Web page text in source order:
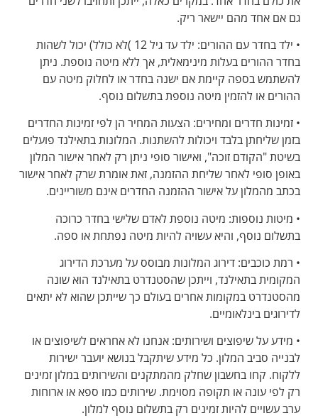
גם אם אחד מהם יישאר ריק.
• ילד בחדר עם ההורים: ילד עד גיל 12 )לא כולל) יכול לשהות
בחדר ההורים בעלות מינימאלית, אך ללא מיטה נוספת. ניתן
להשתמש בספה קיימת אם ישנה בחדר או לחלוק מיטה עם
ההורים או להזמין מיטה נוספת בתשלום נוסף.
• זמינות חדרים ומחירים: הצעות המחיר הן לפי זמינות החדרים
בזמן שליחתן בלבד ויכולות להשתנות. המלונות בתאילנד פועלים
בשיטת "הקודם זוכה", ואישור סופי ניתן רק לאחר אישור המלון
באופן סופי לאחר שליחת ההזמנה, זאת אומרת שרק לאחר אישור
בכתב מהמלון על אישור ההזמנה החדרים אינם משוריינים.
• מיטות נוספות: מיטה נוספת לאדם שלישי בחדר כרוכה
בתשלום נוסף, והיא עשויה להיות מיטה נפתחת או ספה.
• רמת כוכבים: דירוג המלונות מבוסס על מערכת הדירוג
המקומית בתאילנד, וייתכן שהסטנדרט בתאילנד הוא שונה
מהסטנדרט במקומות אחרים בעולם כך שייתכן שהוא לא יתאים
לדירוגים בינלאומיים.
• מידע על שיפוצים ושירותים: אנחנו לא אחראים לשיפוצים או
לבנייה סביב המלון. כל מידע שיתקבל בנושא יועבר ישירות
ללקוח. קחו בחשבון שחלק מהמתקנים והשירותים במלון זמינים
רק לפי עונה או תקופה מסוימת. שירותים כמו ספא או ארוחות
ערב עשויים להיות זמינים רק בתשלום נוסף למלון.